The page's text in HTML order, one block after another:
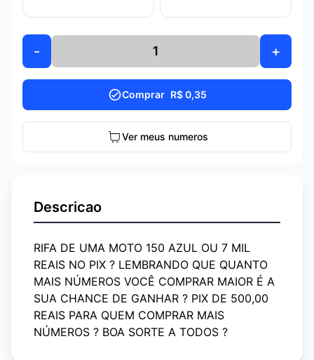
- +
Comprar R$ 0,35
Ver meus numeros
Descricao
RIFA DE UMA MOTO 150 AZUL OU 7 MIL
REAIS NO PIX ? LEMBRANDO QUE QUANTO
MAIS NÚMEROS VOCÊ COMPRAR MAIOR É A
SUA CHANCE DE GANHAR ? PIX DE 500,00
REAIS PARA QUEM COMPRAR MAIS
NÚMEROS ? BOA SORTE A TODOS ?